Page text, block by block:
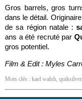
Gros barrels, gros
dans le détail.
de sa région natale :
ans a été recruté par
gros potentiel.
Film & Edit : Myles
Mots clés : kael walsh, quiksilver